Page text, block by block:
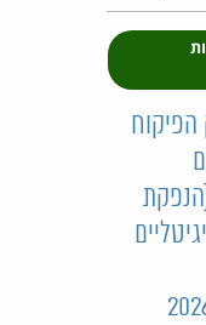
הפיקוח